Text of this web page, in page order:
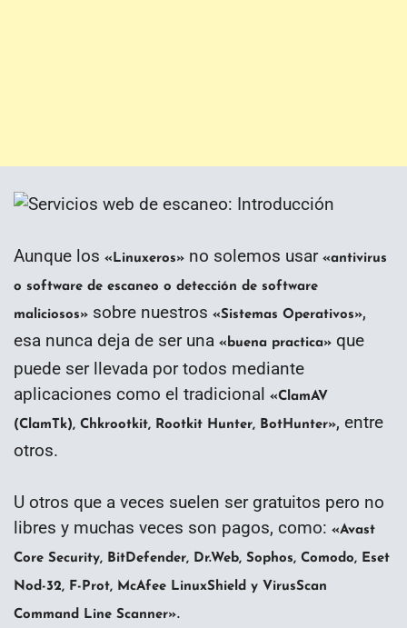
Aunque los «Linuxeros» no solemos usar «antivirus
o software de escaneo o detección de software
maliciosos» sobre nuestros «Sistemas Operativos»,
esa nunca deja de ser una «buena practica» que
puede ser llevada por todos mediante
aplicaciones como el tradicional «ClamAV
(ClamTk), Chkrootkit, Rootkit Hunter, BotHunter», entre
otros.
U otros que a veces suelen ser gratuitos pero no
libres y muchas veces son pagos, como: «Avast
Core Security, BitDefender, Dr.Web, Sophos, Comodo, Eset
Nod-32, F-Prot, McAfee LinuxShield y VirusScan
Command Line Scanner».